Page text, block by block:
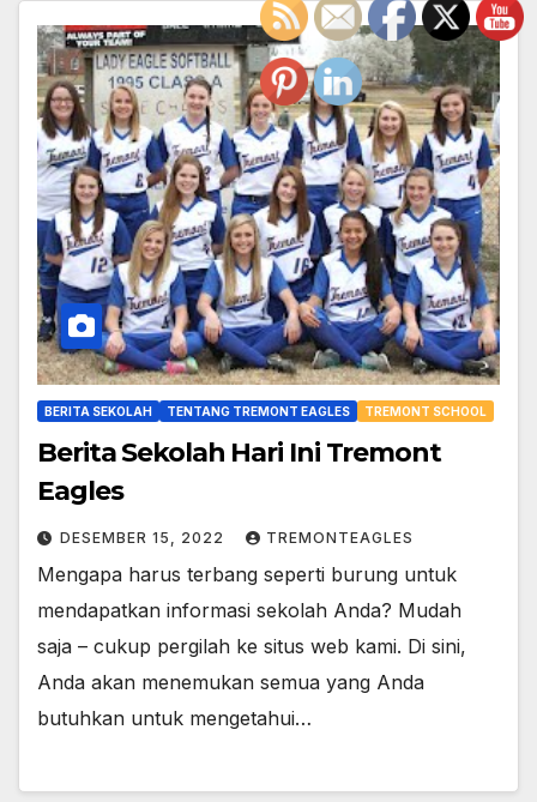
BERITA SEKOLAH TENTANG TREMONT EAGLES TREMONT SCHOOL
Berita Sekolah Hari Ini Tremont
Eagles
DESEMBER 15, 2022 TREMONTEAGLES
Mengapa harus terbang seperti burung untuk
mendapatkan informasi sekolah Anda? Mudah
saja – cukup pergilah ke situs web kami. Di sini,
Anda akan menemukan semua yang Anda
butuhkan untuk mengetahui…